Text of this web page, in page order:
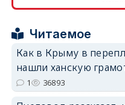
Читаемое
Как в Крыму в
нашли ханскую
1 36893